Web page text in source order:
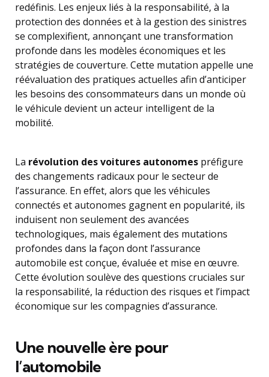
redéfinis. Les enjeux liés à la responsabilité, à la
protection des données et à la gestion des sinistres
se complexifient, annonçant une transformation
profonde dans les modèles économiques et les
stratégies de couverture. Cette mutation appelle une
réévaluation des pratiques actuelles afin d’anticiper
les besoins des consommateurs dans un monde où
le véhicule devient un acteur intelligent de la
mobilité.
La révolution des voitures autonomes préfigure
des changements radicaux pour le secteur de
l’assurance. En effet, alors que les véhicules
connectés et autonomes gagnent en popularité, ils
induisent non seulement des avancées
technologiques, mais également des mutations
profondes dans la façon dont l’assurance
automobile est conçue, évaluée et mise en œuvre.
Cette évolution soulève des questions cruciales sur
la responsabilité, la réduction des risques et l’impact
économique sur les compagnies d’assurance.
Une nouvelle ère pour
l’automobile